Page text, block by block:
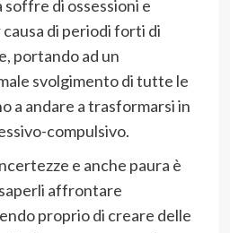
soffre di ossessioni e
di periodi forti di
portando ad un
svolgimento di tutte le
a andare a trasformarsi in
compulsivo.
e anche paura è
affrontare
proprio di creare delle